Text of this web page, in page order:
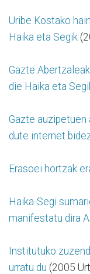
Uribe Kostako
Haika eta Segik
Gazte
die Haika eta
Gazte
dute internet
Erasoei hortzak
Haika-Segi
manifestatu dira
Institutuko
urratu du (2005